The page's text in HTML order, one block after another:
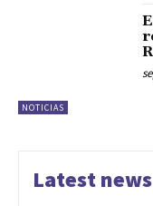
NOTICIAS
Latest news